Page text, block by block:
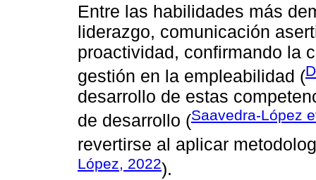
Entre las habilidades más
liderazgo, comunicación
proactividad, confirmando la
gestión en la empleabilidad (
desarrollo de estas
de desarrollo (Saavedra-López
revertirse al aplicar
López, 2022).